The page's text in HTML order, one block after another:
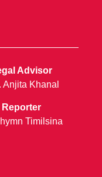
Advisor
Anjita Khanal
Reporter
Timilsina